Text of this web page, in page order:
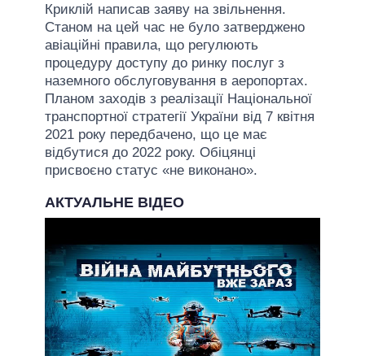
Криклій написав заяву на звільнення.
Станом на цей час не було затверджено
авіаційні правила, що регулюють
процедуру доступу до ринку послуг з
наземного обслуговування в аеропортах.
Планом заходів з реалізації Національної
транспортної стратегії України від 7 квітня
2021 року передбачено, що це має
відбутися до 2022 року. Обіцянці
присвоєно статус «не виконано».
АКТУАЛЬНЕ ВІДЕО